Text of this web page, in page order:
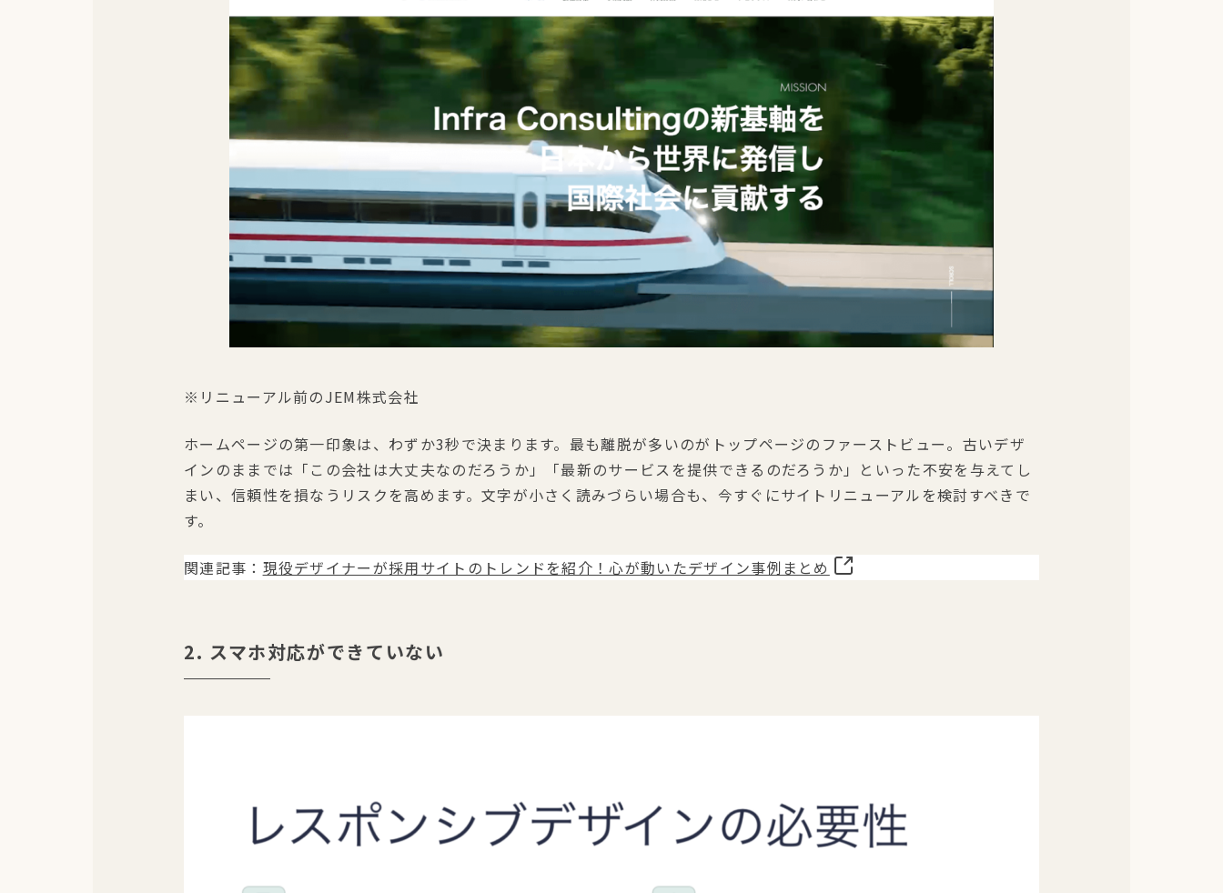
※リニューアル前のJEM株式会社
ホームページの第一印象は、わずか3秒で決まります。最も離脱が多いのがトップページのファーストビュー。古いデザ
インのままでは「この会社は大丈夫なのだろうか」「最新のサービスを提供できるのだろうか」といった不安を与えてし
まい、信頼性を損なうリスクを高めます。文字が小さく読みづらい場合も、今すぐにサイトリニューアルを検討すべきで
す。
関連記事： 現役デザイナーが採用サイトのトレンドを紹介！心が動いたデザイン事例まとめ
2. スマホ対応ができていない